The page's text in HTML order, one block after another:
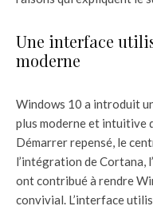
Une interface
moderne
Windows 10 a introduit
plus moderne et intuitive
Démarrer repensé, le
l’intégration de Cortana,
ont contribué à rendre
convivial. L’interface